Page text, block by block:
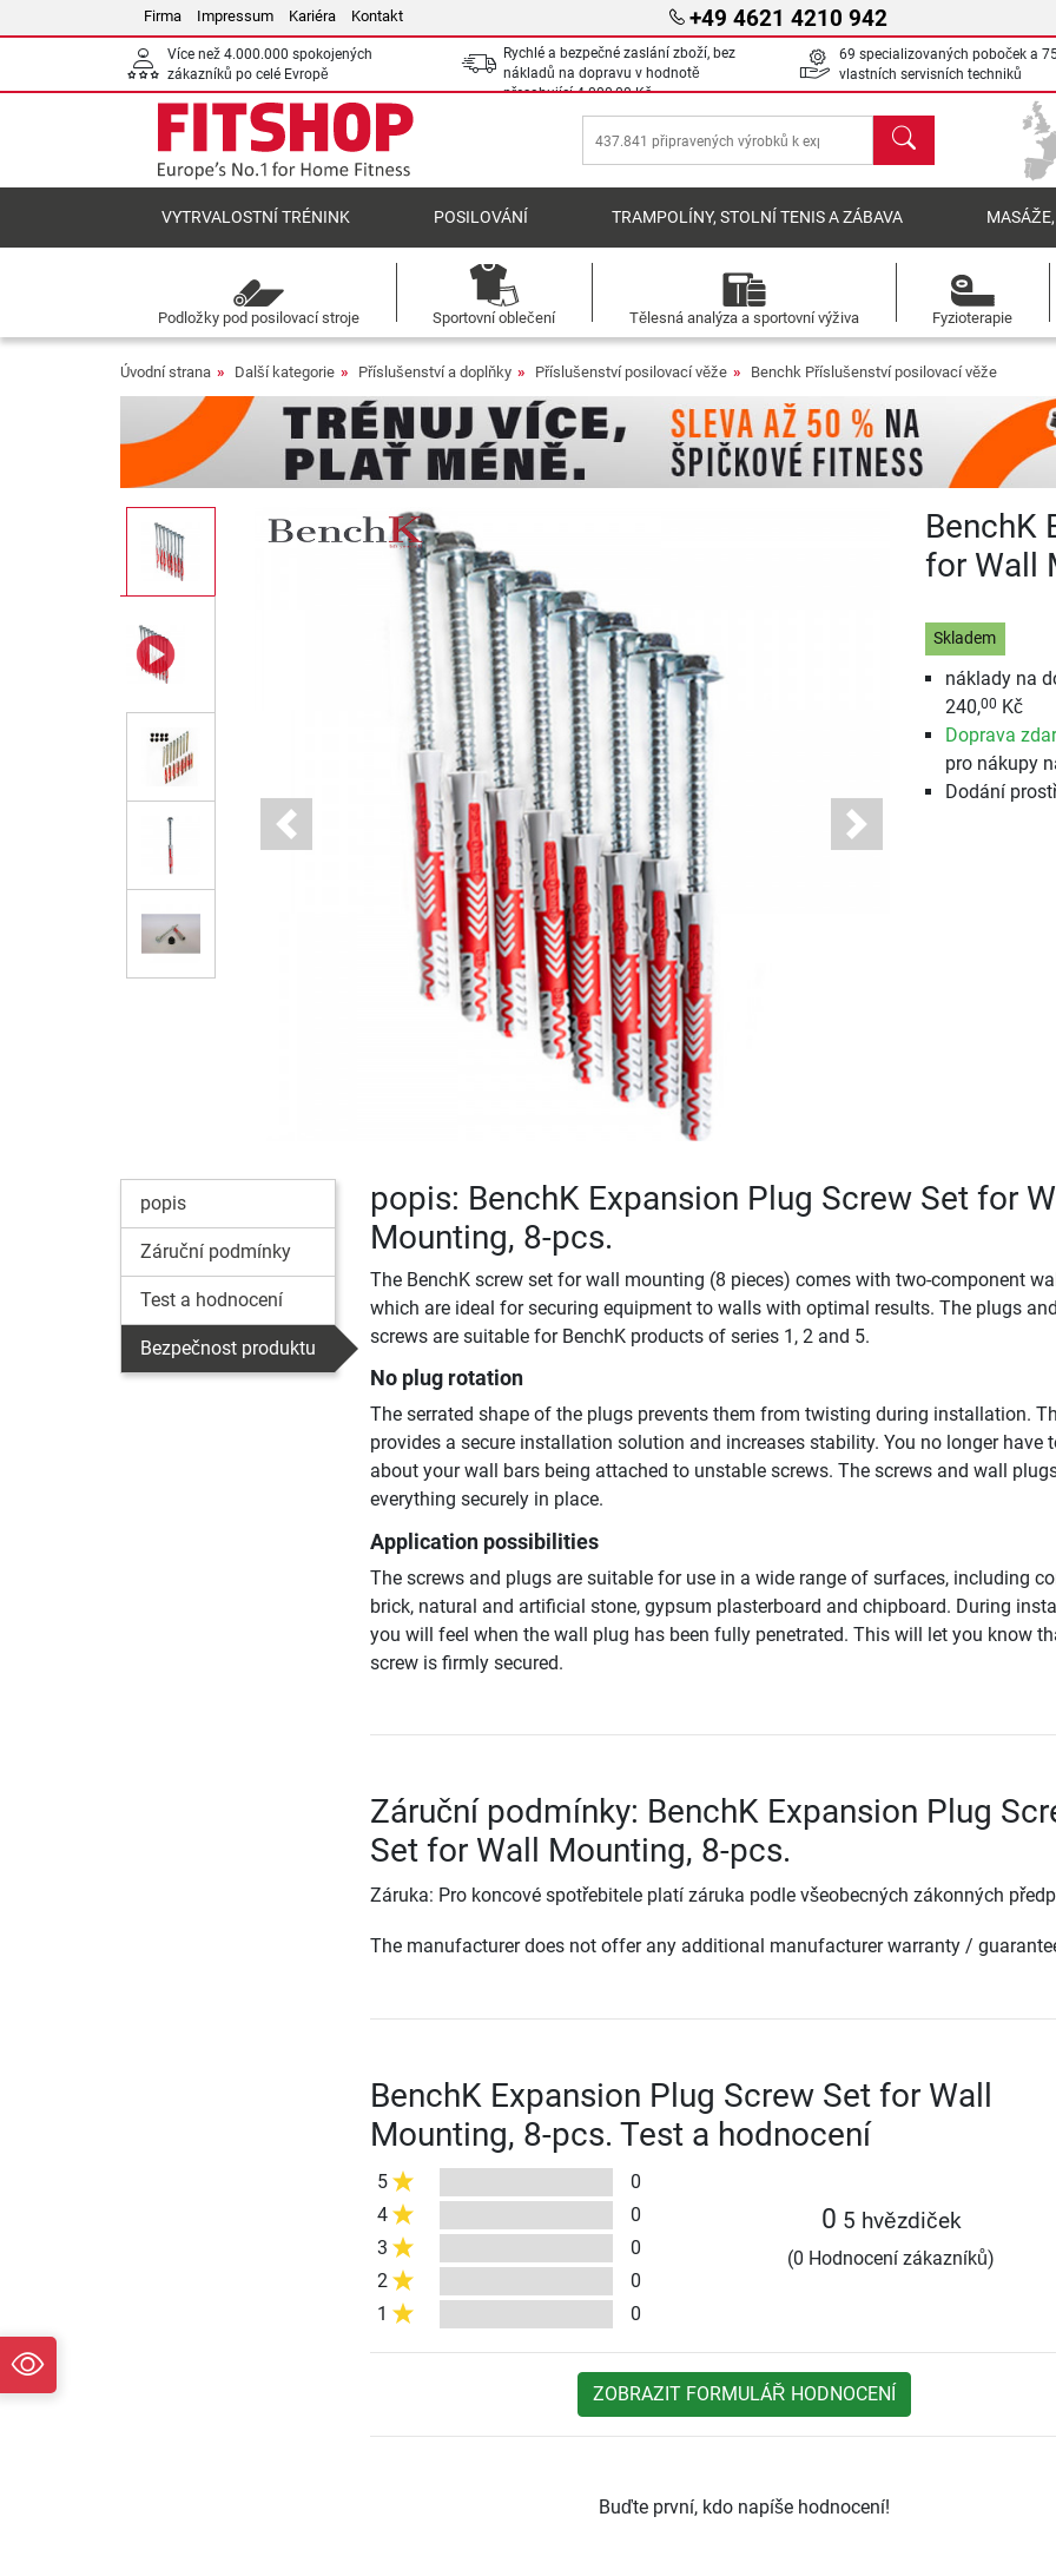
Firma Impressum Kariéra Kontakt +49 4621 4210 942
Více než 4.000.000 spokojených
zákazníků po celé Evropě
Rychlé a bezpečné zaslání zboží, bez
nákladů na dopravu v hodnotě
přesahující4 000,00 Kč
69 specializovaných poboček a
vlastních servisních techniků
Hledat
VYTRVALOSTNÍ TRÉNINK POSILOVÁNÍ TRAMPOLÍNY, STOLNÍ TENIS A ZÁBAVA
Podložky pod posilovací stroje Sportovní oblečení Tělesná analýza a sportovní výživa Fyzioterapie
Úvodní strana Další kategorie Příslušenství a doplňky Příslušenství posilovací věže Benchk Příslušenství posilovací věže
Previous Next
BenchK
for Wall
Skladem
náklady na
240,00 Kč
Doprava
pro nákupy
Dodání
popis
Záruční podmínky
Test a hodnocení
Bezpečnost produktu
popis: BenchK Expansion Plug Screw Set for
Mounting, 8-pcs.
The BenchK screw set for wall mounting (8 pieces) comes with two-component
which are ideal for securing equipment to walls with optimal results. The plugs and
screws are suitable for BenchK products of series 1, 2 and 5.
No plug rotation
The serrated shape of the plugs prevents them from twisting during installation.
provides a secure installation solution and increases stability. You no longer have
about your wall bars being attached to unstable screws. The screws and wall
everything securely in place.
Application possibilities
The screws and plugs are suitable for use in a wide range of surfaces, including
brick, natural and artificial stone, gypsum plasterboard and chipboard. During
you will feel when the wall plug has been fully penetrated. This will let you know
screw is firmly secured.
Záruční podmínky: BenchK Expansion Plug
Set for Wall Mounting, 8-pcs.
Záruka: Pro koncové spotřebitele platí záruka podle všeobecných zákonných
The manufacturer does not offer any additional manufacturer warranty /
BenchK Expansion Plug Screw Set for Wall
Mounting, 8-pcs. Test a hodnocení
5
0
4
0
3
0
2
0
1
0
0 5 hvězdiček
(0 Hodnocení zákazníků)
ZOBRAZIT FORMULÁŘ HODNOCENÍ
Buďte první, kdo napíše hodnocení!